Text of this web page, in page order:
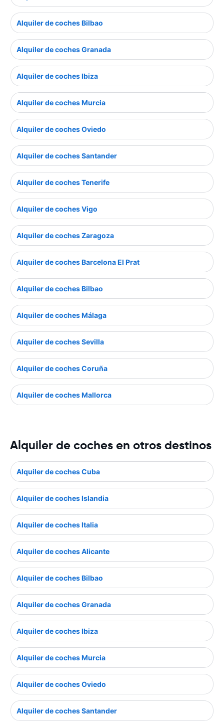
Alquiler de coches Bilbao
Alquiler de coches Granada
Alquiler de coches Ibiza
Alquiler de coches Murcia
Alquiler de coches Oviedo
Alquiler de coches Santander
Alquiler de coches Tenerife
Alquiler de coches Vigo
Alquiler de coches Zaragoza
Alquiler de coches Barcelona El Prat
Alquiler de coches Bilbao
Alquiler de coches Málaga
Alquiler de coches Sevilla
Alquiler de coches Coruña
Alquiler de coches Mallorca
Alquiler de coches en otros destinos
Alquiler de coches Cuba
Alquiler de coches Islandia
Alquiler de coches Italia
Alquiler de coches Alicante
Alquiler de coches Bilbao
Alquiler de coches Granada
Alquiler de coches Ibiza
Alquiler de coches Murcia
Alquiler de coches Oviedo
Alquiler de coches Santander